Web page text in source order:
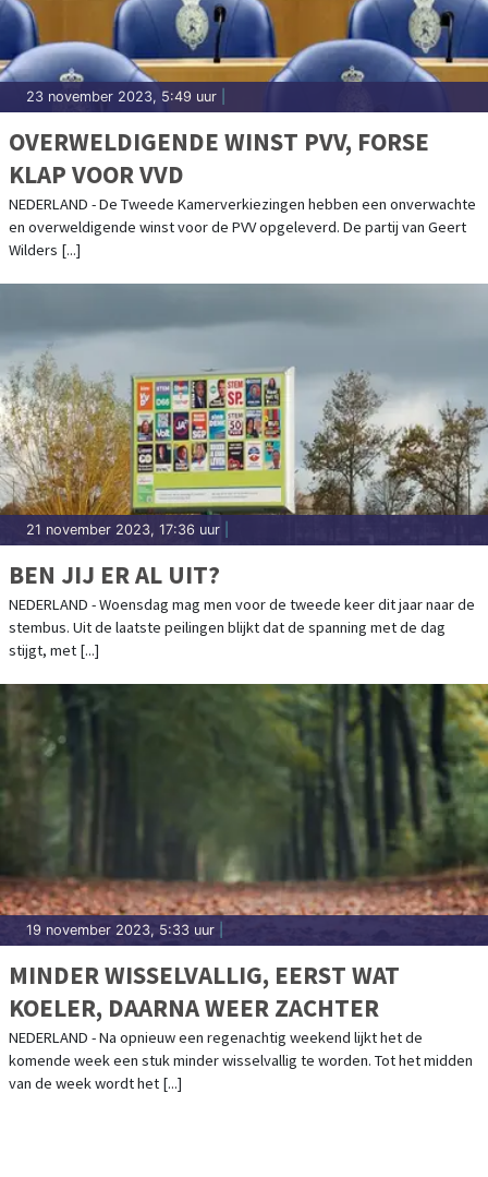
23 november 2023, 5:49 uur
OVERWELDIGENDE WINST PVV, FORSE
KLAP VOOR VVD
NEDERLAND - De Tweede Kamerverkiezingen hebben een onverwachte
en overweldigende winst voor de PVV opgeleverd. De partij van Geert
Wilders [...]
21 november 2023, 17:36 uur
BEN JIJ ER AL UIT?
NEDERLAND - Woensdag mag men voor de tweede keer dit jaar naar de
stembus. Uit de laatste peilingen blijkt dat de spanning met de dag
stijgt, met [...]
19 november 2023, 5:33 uur
MINDER WISSELVALLIG, EERST WAT
KOELER, DAARNA WEER ZACHTER
NEDERLAND - Na opnieuw een regenachtig weekend lijkt het de
komende week een stuk minder wisselvallig te worden. Tot het midden
van de week wordt het [...]